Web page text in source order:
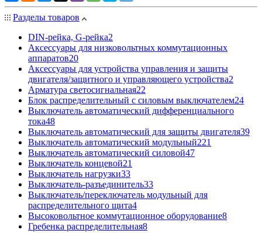
Разделы товаров
DIN-рейка, G-рейка2
Аксессуары для низковольтных коммутационных
аппаратов20
Аксессуары для устройства управления и защиты
двигателя/защитного и управляющего устройства2
Арматура светосигнальная22
Блок распределительный с силовым выключателем24
Выключатель автоматический дифференциального
тока48
Выключатель автоматический для защиты двигателя39
Выключатель автоматический модульный221
Выключатель автоматический силовой47
Выключатель концевой21
Выключатель нагрузки33
Выключатель-разъединитель33
Выключатель/переключатель модульный для
распределительного щита4
Высоковольтное коммутационное оборудование8
Гребенка распределительная8